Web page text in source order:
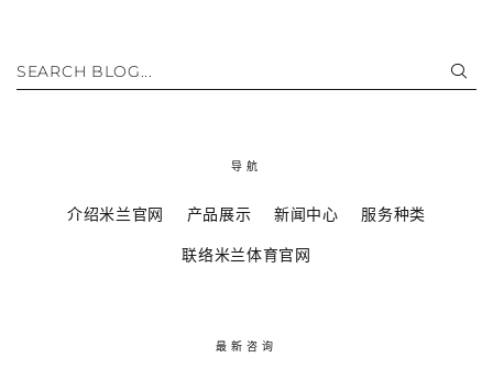
SEARCH BLOG...
导航
介绍米兰官网 产品展示 新闻中心 服务种类
联络米兰体育官网
最新咨询